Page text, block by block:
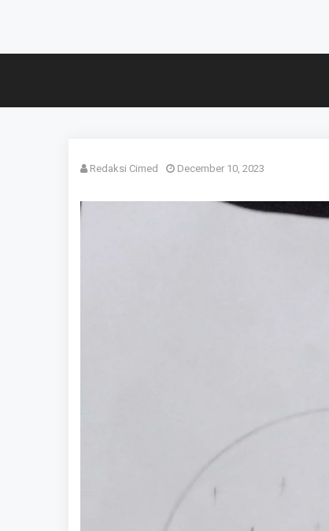
Redaksi Cimed December 10, 2023